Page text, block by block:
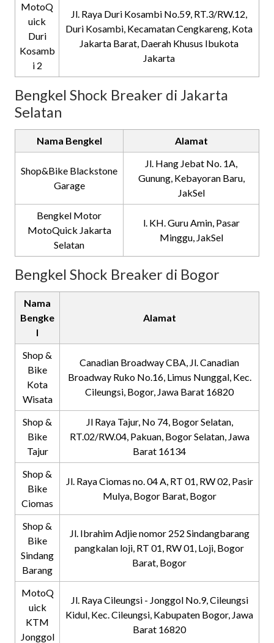
MotoQ
uick
Duri
Kosamb
i 2
Jl. Raya Duri Kosambi No.59, RT.3/RW.12,
Duri Kosambi, Kecamatan Cengkareng, Kota
Jakarta Barat, Daerah Khusus Ibukota
Jakarta
Bengkel Shock Breaker di Jakarta
Selatan
Nama Bengkel Alamat
Shop&Bike Blackstone
Garage
Jl. Hang Jebat No. 1A,
Gunung, Kebayoran Baru,
JakSel
Bengkel Motor
MotoQuick Jakarta
Selatan
l. KH. Guru Amin, Pasar
Minggu, JakSel
Bengkel Shock Breaker di Bogor
Nama
Bengke
l
Alamat
Shop &
Bike
Kota
Wisata
Canadian Broadway CBA, Jl. Canadian
Broadway Ruko No.16, Limus Nunggal, Kec.
Cileungsi, Bogor, Jawa Barat 16820
Shop &
Bike
Tajur
Jl Raya Tajur, No 74, Bogor Selatan,
RT.02/RW.04, Pakuan, Bogor Selatan, Jawa
Barat 16134
Shop &
Bike
Ciomas
Jl. Raya Ciomas no. 04 A, RT 01, RW 02, Pasir
Mulya, Bogor Barat, Bogor
Shop &
Bike
Sindang
Barang
Jl. Ibrahim Adjie nomor 252 Sindangbarang
pangkalan loji, RT 01, RW 01, Loji, Bogor
Barat, Bogor
MotoQ
uick
KTM
Jonggol
Jl. Raya Cileungsi - Jonggol No.9, Cileungsi
Kidul, Kec. Cileungsi, Kabupaten Bogor, Jawa
Barat 16820